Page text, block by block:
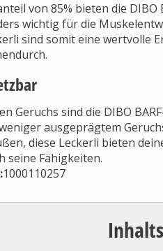
von 85% bieten die
wichtig für die
sind somit eine wertvolle
Geruchs sind die DIBO
ausgeprägtem
diese Leckerli bieten
seine Fähigkeiten.
1000110257